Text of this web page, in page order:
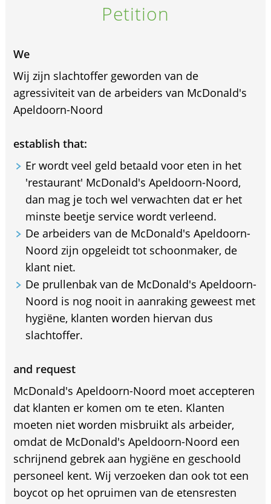
Petition
We
Wij zijn slachtoffer geworden van de
agressiviteit van de arbeiders van McDonald's
Apeldoorn-Noord
establish that:
Er wordt veel geld betaald voor eten in het
'restaurant' McDonald's Apeldoorn-Noord,
dan mag je toch wel verwachten dat er het
minste beetje service wordt verleend.
De arbeiders van de McDonald's Apeldoorn-
Noord zijn opgeleidt tot schoonmaker, de
klant niet.
De prullenbak van de McDonald's Apeldoorn-
Noord is nog nooit in aanraking geweest met
hygiëne, klanten worden hiervan dus
slachtoffer.
and request
McDonald's Apeldoorn-Noord moet accepteren
dat klanten er komen om te eten. Klanten
moeten niet worden misbruikt als arbeider,
omdat de McDonald's Apeldoorn-Noord een
schrijnend gebrek aan hygiëne en geschoold
personeel kent. Wij verzoeken dan ook tot een
boycot op het opruimen van de etensresten